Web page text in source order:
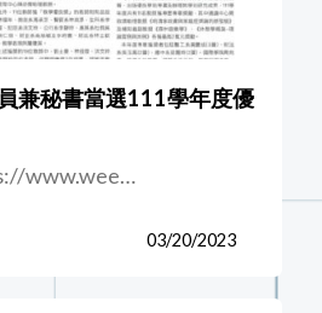
兼秘書當選111學年度優
www.wee…
03/20/2023